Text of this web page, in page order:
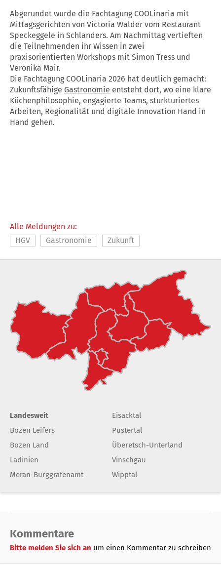
Abgerundet wurde die Fachtagung COOLinaria mit
Mittagsgerichten von Victoria Walder vom Restaurant
Speckeggele in Schlanders. Am Nachmittag vertieften
die Teilnehmenden ihr Wissen in zwei
praxisorientierten Workshops mit Simon Tress und
Veronika Mair.
Die Fachtagung COOLinaria 2026 hat deutlich gemacht:
Zukunftsfähige Gastronomie entsteht dort, wo eine klare
Küchenphilosophie, engagierte Teams, sturkturiertes
Arbeiten, Regionalität und digitale Innovation Hand in
Hand gehen.
Alle Meldungen zu:
HGV
Gastronomie Zukunft
Landesweit
Bozen Leifers
Bozen Land
Ladinien
Meran-Burggrafenamt
Eisacktal
Pustertal
Überetsch-Unterland
Vinschgau
Wipptal
Kommentare
Bitte melden Sie sich an um einen Kommentar zu schreiben